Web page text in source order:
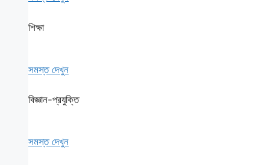
শিক্ষা
সমস্ত দেখুন
বিজ্ঞান-প্রযুক্তি
সমস্ত দেখুন